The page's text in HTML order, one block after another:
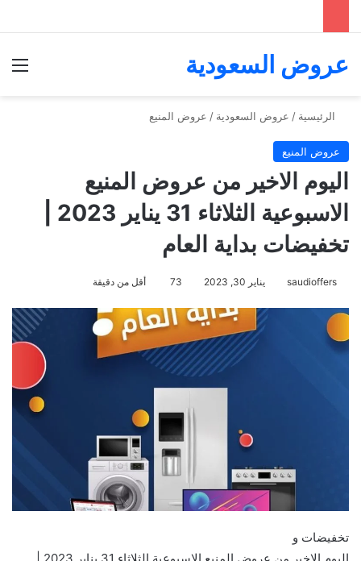
عروض السعودية
الرئيسية / عروض السعودية / عروض المنيع
عروض المنيع
اليوم الاخير من عروض المنيع
تخفيضات بداية العام
saudioffers يناير 30, 2023 73 أقل من دقيقة
تخفيضات و